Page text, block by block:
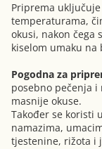
Priprema
temperaturama,
okusi, nakon čega
kiselom umaku na
Pogodna za
posebno pečenja
masnije okuse.
Također se koristi
namazima,
tjestenine, rižota i